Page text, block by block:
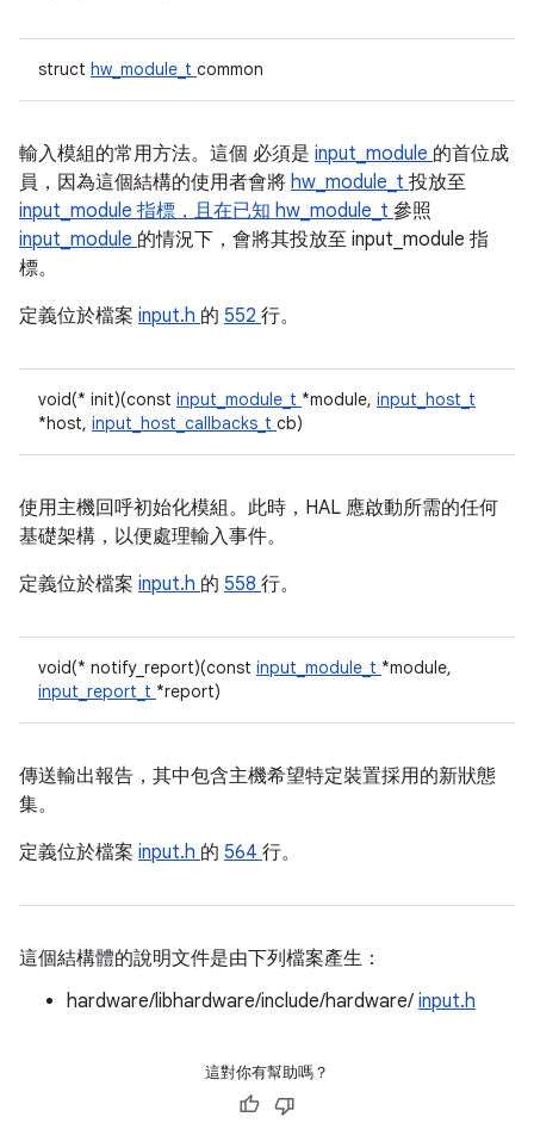
struct hw_module_t common
輸入模組的常用方法。這個 必須是 input_module 的首位成
員，因為這個結構的使用者會將 hw_module_t 投放至
input_module 指標，且在已知 hw_module_t 參照
input_module 的情況下，會將其投放至 input_module 指
標。
定義位於檔案 input.h 的 552 行。
void(* init)(const input_module_t *module, input_host_t
*host, input_host_callbacks_t cb)
使用主機回呼初始化模組。此時，HAL 應啟動所需的任何
基礎架構，以便處理輸入事件。
定義位於檔案 input.h 的 558 行。
void(* notify_report)(const input_module_t *module,
input_report_t *report)
傳送輸出報告，其中包含主機希望特定裝置採用的新狀態
集。
定義位於檔案 input.h 的 564 行。
這個結構體的說明文件是由下列檔案產生：
hardware/libhardware/include/hardware/ input.h
這對你有幫助嗎？